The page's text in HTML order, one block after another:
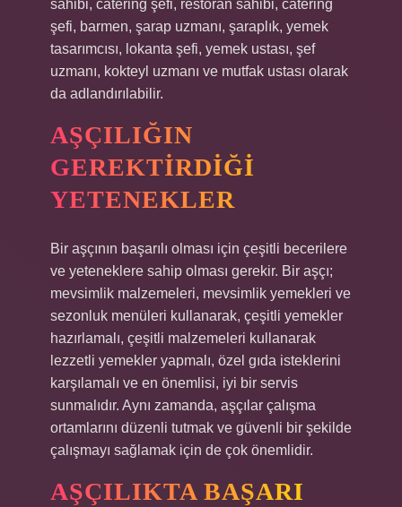
sahibi, catering şefi, restoran sahibi, catering
şefi, barmen, şarap uzmanı, şaraplık, yemek
tasarımcısı, lokanta şefi, yemek ustası, şef
uzmanı, kokteyl uzmanı ve mutfak ustası olarak
da adlandırılabilir.
AŞÇILIĞIN
GEREKTIRDIĞI
YETENEKLER
Bir aşçının başarılı olması için çeşitli becerilere
ve yeteneklere sahip olması gerekir. Bir aşçı;
mevsimlik malzemeleri, mevsimlik yemekleri ve
sezonluk menüleri kullanarak, çeşitli yemekler
hazırlamalı, çeşitli malzemeleri kullanarak
lezzetli yemekler yapmalı, özel gıda isteklerini
karşılamalı ve en önemlisi, iyi bir servis
sunmalıdır. Aynı zamanda, aşçılar çalışma
ortamlarını düzenli tutmak ve güvenli bir şekilde
çalışmayı sağlamak için de çok önemlidir.
AŞÇILIKTA BAŞARI